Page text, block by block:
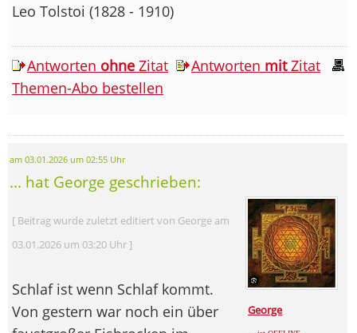
Leo Tolstoi (1828 - 1910)
Antworten ohne Zitat Antworten mitZitat
Themen-Abo bestellen
am 03.01.2026 um 02:55 Uhr
... hat George geschrieben:
George
[ Beitrag wurde zuletzt editiert von George am
03.01.2026 um 03:20 Uhr ]
Schlaf ist wenn Schlaf kommt.
Von gestern war noch ein über